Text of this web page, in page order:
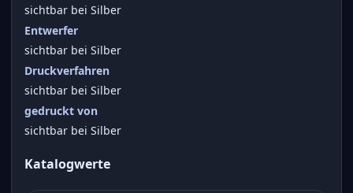
sichtbar bei Silber
Entwerfer
sichtbar bei Silber
Druckverfahren
sichtbar bei Silber
gedruckt von
sichtbar bei Silber
Katalogwerte